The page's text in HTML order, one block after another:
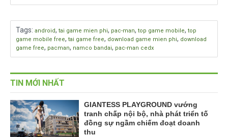
Tags: android, tai game mien phi, pac-man, top game mobile, top
game mobile free, tai game free, download game mien phi, download
game free, pacman, namco bandai, pac-man cedx
TIN MỚI NHẤT
GIANTESS PLAYGROUND vướng
tranh chấp nội bộ, nhà phát triển tố
đồng sự ngầm chiếm đoạt doanh
thu